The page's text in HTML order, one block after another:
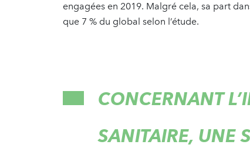
engagées en 2019. Malgré cela, sa part
que 7 % du global selon l’étude.
CONCERNANT
SANITAIRE, UNE